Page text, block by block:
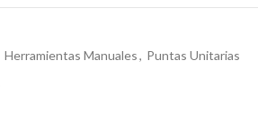
Herramientas Manuales, Puntas Unitarias